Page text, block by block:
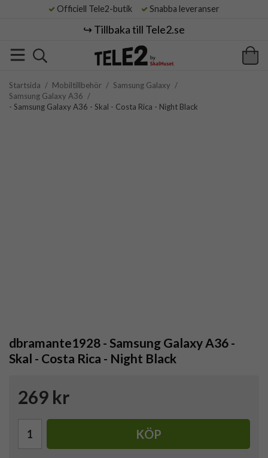
Officiell Tele2-butik Snabba leveranser
↪️ Tillbaka till Tele2.se
Startsida / Mobiltillbehör / Samsung Galaxy /
Samsung Galaxy A36 /
- Samsung Galaxy A36 - Skal - Costa Rica - Night Black
dbramante1928 - Samsung Galaxy A36 -
Skal - Costa Rica - Night Black
269 kr
KÖP